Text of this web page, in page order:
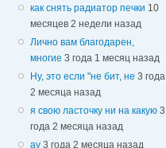
как снять радиатор печки 10
месяцев 2 недели назад
Лично вам благодарен,
многие 3 года 1 месяц назад
Ну, это если "не бит, не 3 года
2 месяца назад
я свою ласточку ни на какую 3
года 2 месяца назад
ау 3 года 2 месяца назад